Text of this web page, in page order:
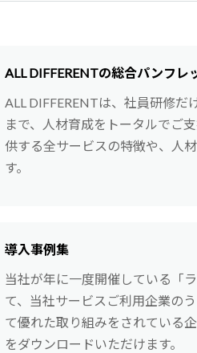
ALL DIFFERENTの総合パンフレ
ALL DIFFERENTは、社員研修だ
まで、人材育成をトータルでご
供する全サービスの特徴や、人
す。
導入事例集
当社が年に一度開催している「
て、当社サービスご利用企業の
て優れた取り組みをされている
をダウンロードいただけます。